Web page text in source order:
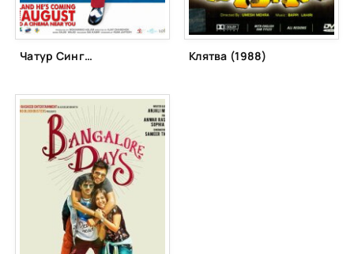
Чатур Сингх две звезды (2011) Клятва (1988)